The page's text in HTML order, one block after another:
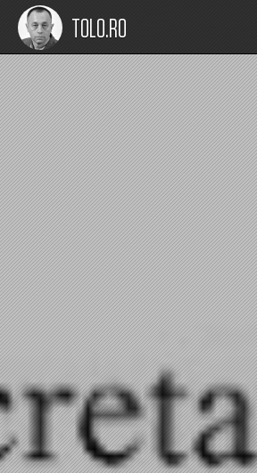
TOLO.RO